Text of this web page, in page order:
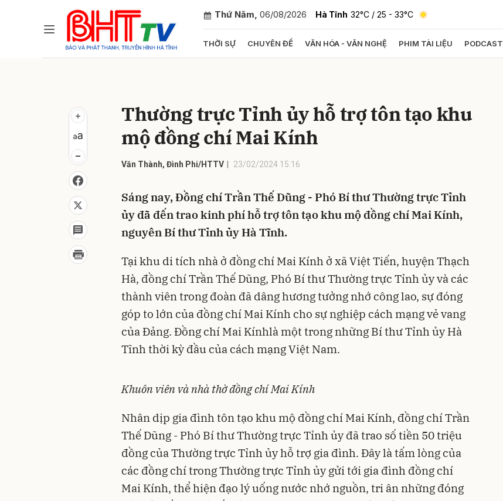
Thứ Năm, 06/08/2026 Hà Tĩnh 32°C / 25 - 33°C
THỜI SỰ CHUYÊN ĐỀ VĂN HÓA - VĂN NGHỆ PHIM TÀI LIỆU PODCAST
Thường trực Tỉnh ủy hỗ trợ tôn tạo khu
mộ đồng chí Mai Kính
Văn Thành, Đình Phi/HTTV 23/02/2024 15:16
Sáng nay, Đồng chí Trần Thế Dũng - Phó Bí thư Thường trực Tỉnh
ủy đã đến trao kinh phí hỗ trợ tôn tạo khu mộ đồng chí Mai Kính,
nguyên Bí thư Tỉnh ủy Hà Tĩnh.
Tại khu di tích nhà ở đồng chí Mai Kính ở xã Việt Tiến, huyện Thạch
Hà, đồng chí Trần Thế Dũng, Phó Bí thư Thường trực Tỉnh ủy và các
thành viên trong đoàn đã dâng hương tưởng nhớ công lao, sự đóng
góp to lớn của đồng chí Mai Kính cho sự nghiệp cách mạng vẻ vang
của Đảng. Đồng chí Mai Kínhlà một trong những Bí thư Tỉnh ủy Hà
Tĩnh thời kỳ đầu của cách mạng Việt Nam.
Khuôn viên và nhà thờ đồng chí Mai Kính
Nhân dịp gia đình tôn tạo khu mộ đồng chí Mai Kính, đồng chí Trần
Thế Dũng - Phó Bí thư Thường trực Tỉnh ủy đã trao số tiền 50 triệu
đồng của Thường trực Tỉnh ủy hỗ trợ gia đình. Đây là tấm lòng của
các đồng chí trong Thường trực Tỉnh ủy gửi tới gia đình đồng chí
Mai Kính, thể hiện đạo lý uống nước nhớ nguồn, tri ân những đóng
Gửi bình luận
Hủy